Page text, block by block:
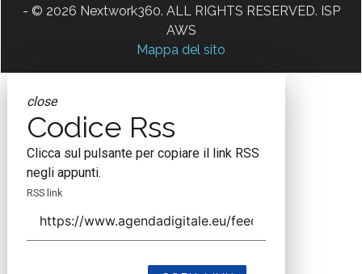
- © 2026 Nextwork360. ALL RIGHTS RESERVED. ISP
AWS
Mappa del sito
close
Codice Rss
Clicca sul pulsante per copiare il link RSS
negli appunti.
RSS link